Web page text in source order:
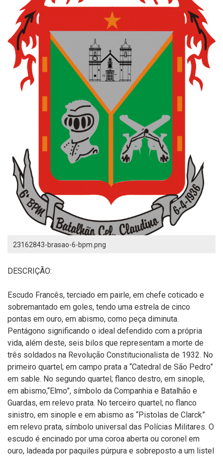
23162843-brasao-6-bpm.png
DESCRIÇÃO:
Escudo Francês, terciado em pairle, em chefe coticado e
sobremantado em goles, tendo uma estrela de cinco
pontas em ouro, em abismo, como peça diminuta.
Pentágono significando o ideal defendido com a própria
vida, além deste, seis bilos que representam a morte de
três soldados na Revolução Constitucionalista de 1932. No
primeiro quartel; em campo prata a “Catedral de São Pedro”
em sable. No segundo quartel; flanco destro, em sinople,
em abismo,“Elmo”, símbolo da Companhia e Batalhão e
Guardas, em relevo prata. No terceiro quartel; no flanco
sinistro, em sinople e em abismo as “Pistolas de Clarck”
em relevo prata, símbolo universal das Polícias Militares. O
escudo é encinado por uma coroa aberta ou coronel em
ouro, ladeada por paquiles púrpura e sobreposto a um listel